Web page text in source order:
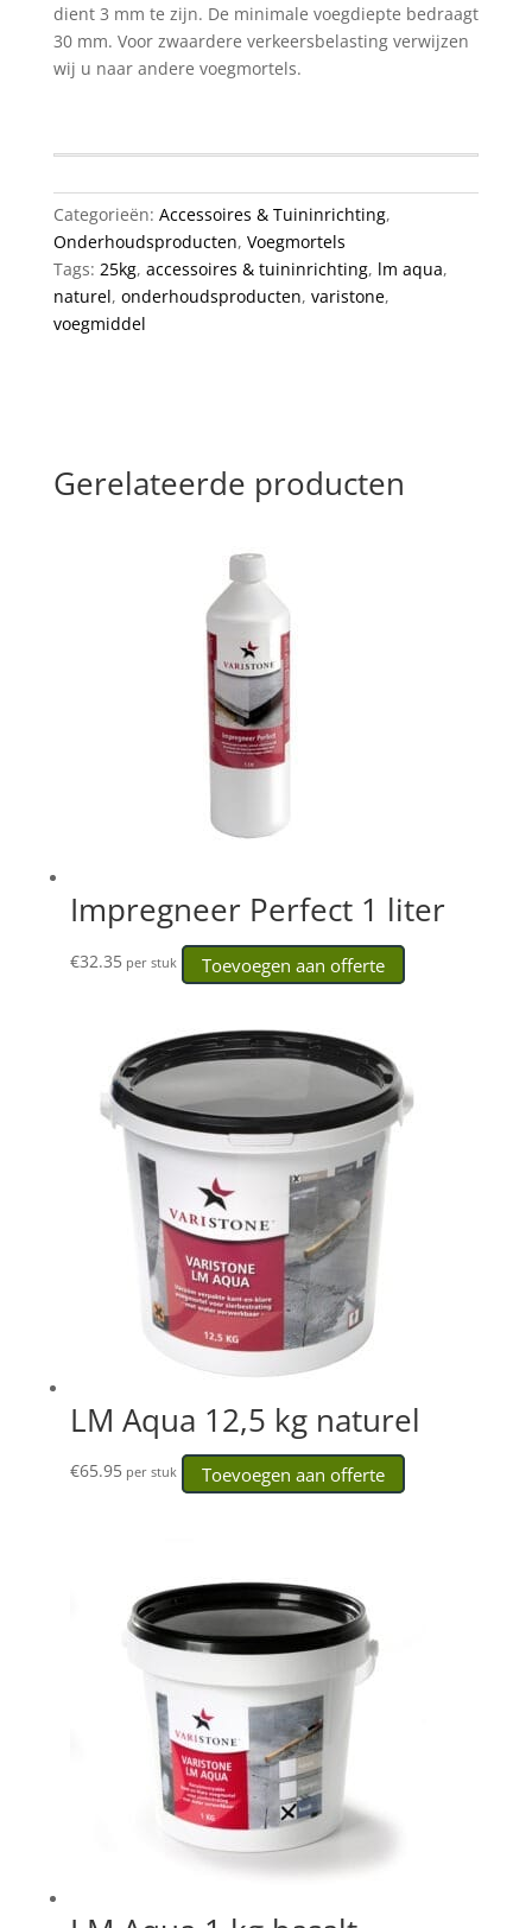
dient 3 mm te zijn. De minimale voegdiepte bedraagt
30 mm. Voor zwaardere verkeersbelasting verwijzen
wij u naar andere voegmortels.
Categorieën: Accessoires & Tuininrichting,
Onderhoudsproducten, Voegmortels
Tags: 25kg, accessoires & tuininrichting, lm aqua,
naturel, onderhoudsproducten, varistone,
voegmiddel
Gerelateerde producten
Impregneer Perfect 1 liter
€32.35per stuk Toevoegen aan offerte
LM Aqua 12,5 kg naturel
€65.95per stuk Toevoegen aan offerte